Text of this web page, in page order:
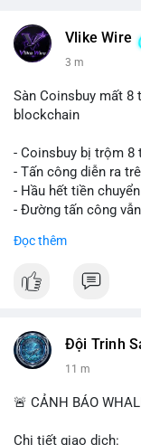
Vlike Wire
3 m
Sàn Coinsbuy mất 8
blockchain
- Coinsbuy bị trộm 8
- Tấn công diễn ra
- Hầu hết tiền
- Đường tấn công
#binancesquare
$trx $eth
📰 Nguồn: CoinDesk
Đọc thêm
Đội Trinh
11 m
🚨 CẢNH BÁO
Chi tiết giao dịch: